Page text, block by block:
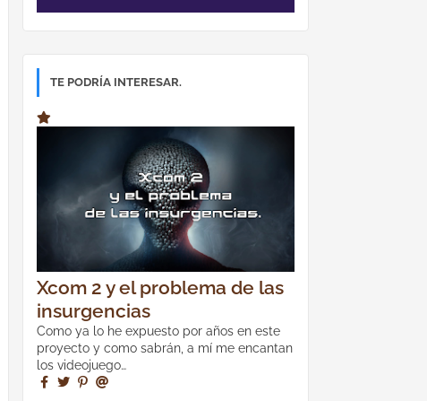
TE PODRÍA INTERESAR.
Xcom 2 y el problema de las
insurgencias
Como ya lo he expuesto por años en este
proyecto y como sabrán, a mí me encantan
los videojuego…